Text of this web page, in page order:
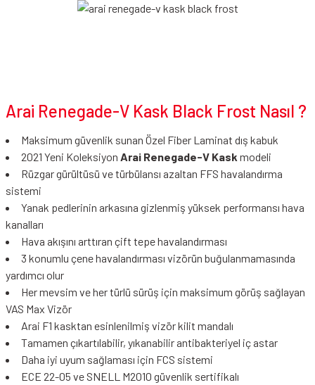
Arai Renegade-V Kask Black Frost Nasıl ?
Maksimum güvenlik sunan Özel Fiber Laminat dış kabuk
2021 Yeni Koleksiyon Arai Renegade-V Kask modeli
Rüzgar gürültüsü ve türbülansı azaltan FFS havalandırma
sistemi
Yanak pedlerinin arkasına gizlenmiş yüksek performansı hava
kanalları
Hava akışını arttıran çift tepe havalandırması
3 konumlu çene havalandırması vizörün buğulanmamasında
yardımcı olur
Her mevsim ve her türlü sürüş için maksimum görüş sağlayan
VAS Max Vizör
Arai F1 kasktan esinlenilmiş vizör kilit mandalı
Tamamen çıkartılabilir, yıkanabilir antibakteriyel iç astar
Daha iyi uyum sağlaması için FCS sistemi
ECE 22-05 ve SNELL M2010 güvenlik sertifikalı